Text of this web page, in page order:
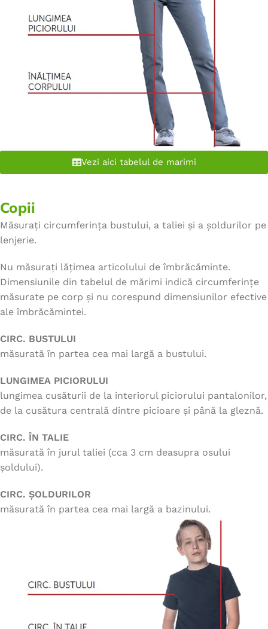
Vezi aici tabelul de marimi
Copii
Măsurați circumferința bustului, a taliei și a șoldurilor pe
lenjerie.
Nu măsurați lățimea articolului de îmbrăcăminte.
Dimensiunile din tabelul de mărimi indică circumferințe
măsurate pe corp și nu corespund dimensiunilor efective
ale îmbrăcămintei.
CIRC. BUSTULUI
măsurată în partea cea mai largă a bustului.
LUNGIMEA PICIORULUI
lungimea cusăturii de la interiorul piciorului pantalonilor,
de la cusătura centrală dintre picioare și până la gleznă.
CIRC. ÎN TALIE
măsurată în jurul taliei (cca 3 cm deasupra osului
șoldului).
CIRC. ȘOLDURILOR
măsurată în partea cea mai largă a bazinului.